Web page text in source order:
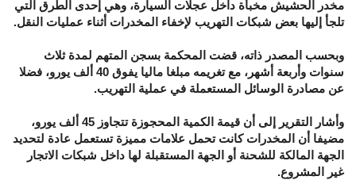
مخدر الحشيش مخبأة داخل عجلات السيارة، وهي إحدى الطرق التي
تلجأ إليها بعض شبكات التهريب لإخفاء المخدرات أثناء عمليات النقل.
وبحسب المصدر ذاته، قضت المحكمة بسجن المتهم لمدة ثلاث
سنوات وأربعة أشهر، مع تغريمه مبلغا ماليا يفوق 40 ألف يورو، فضلا
عن مصادرة الوسائل المستعملة في عملية التهريب.
وأشار التقرير إلى أن قيمة الكمية المحجوزة تتجاوز 45 ألف يورو،
مضيفا أن المخدرات كانت تحمل علامات مميزة تستعمل عادة لتحديد
الجهة المالكة للشحنة أو الجهة المستقبلة لها داخل شبكات الاتجار
غير المشروع.